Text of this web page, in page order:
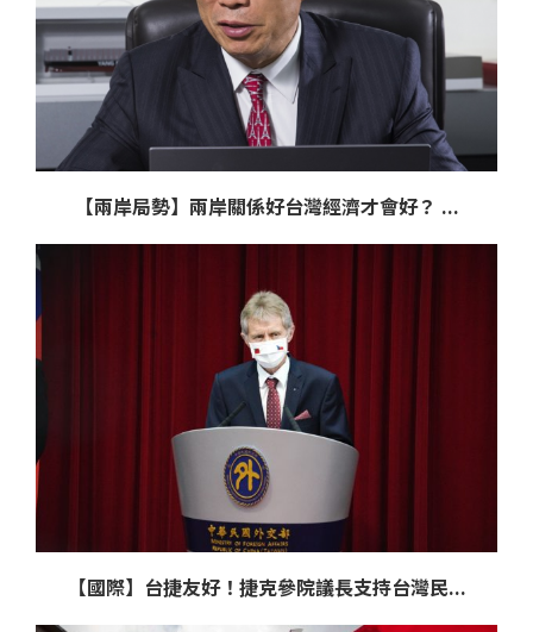
【兩岸局勢】兩岸關係好台灣經濟才會好？ ...
【國際】台捷友好！捷克參院議長支持台灣民...